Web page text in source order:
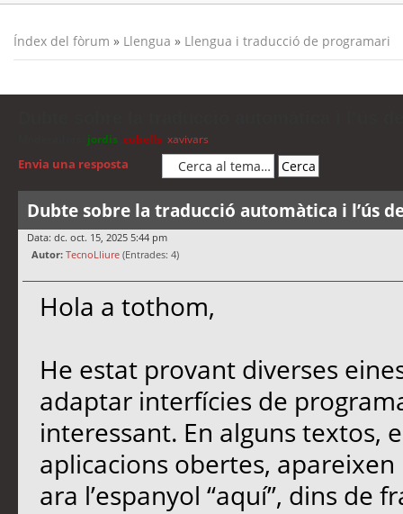
Índex del fòrum » Llengua » Llengua i traducció de programari
jordis cubells xavivars
Envia una resposta
Dubte sobre la traducció automàtica i l’ús
Data: dc. oct. 15, 2025 5:44 pm
Autor: TecnoLliure (Entrades: 4)
Hola a tothom,
He estat provant diverses
adaptar interfícies de
interessant. En alguns textos,
aplicacions obertes,
ara l’espanyol “aquí”, dins de